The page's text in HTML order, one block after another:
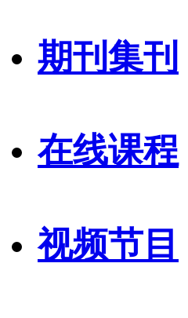
期刊集刊
在线课程
视频节目